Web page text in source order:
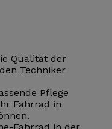
Qualität der
Techniker
Pflege
Fahrrad in